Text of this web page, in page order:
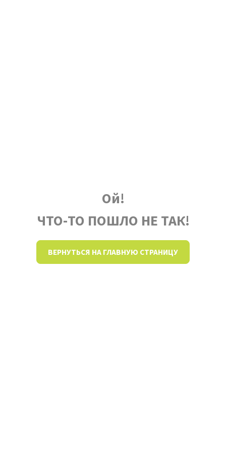
Ой!
ЧТО-ТО ПОШЛО НЕ ТАК!
ВЕРНУТЬСЯ НА ГЛАВНУЮ СТРАНИЦУ